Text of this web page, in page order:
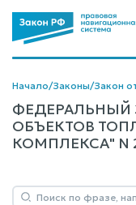
Начало/Законы/Закон
ФЕДЕРАЛЬНЫЙ
ОБЪЕКТОВ
КОМПЛЕКСА" N